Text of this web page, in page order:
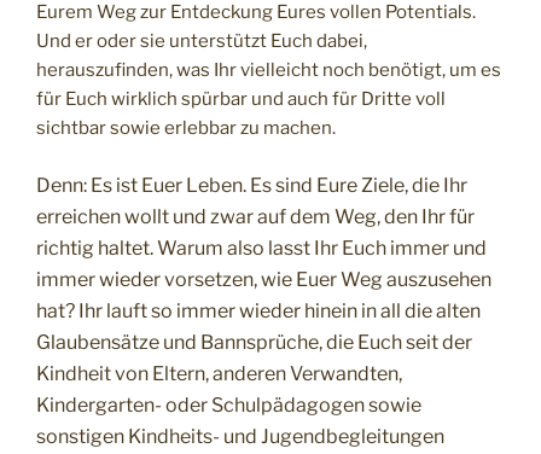
Eurem Weg zur Entdeckung Eures vollen Potentials.
Und er oder sie unterstützt Euch dabei,
herauszufinden, was Ihr vielleicht noch benötigt, um es
für Euch wirklich spürbar und auch für Dritte voll
sichtbar sowie erlebbar zu machen.
Denn: Es ist Euer Leben. Es sind Eure Ziele, die Ihr
erreichen wollt und zwar auf dem Weg, den Ihr für
richtig haltet. Warum also lasst Ihr Euch immer und
immer wieder vorsetzen, wie Euer Weg auszusehen
hat? Ihr lauft so immer wieder hinein in all die alten
Glaubensätze und Bannsprüche, die Euch seit der
Kindheit von Eltern, anderen Verwandten,
Kindergarten- oder Schulpädagogen sowie
sonstigen Kindheits- und Jugendbegleitungen